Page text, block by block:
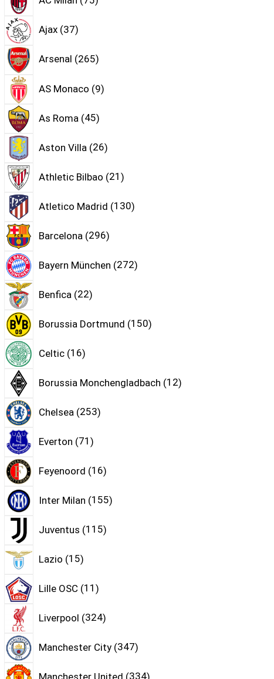
Ajax 37
Arsenal 265
AS Monaco 9
As Roma 45
Aston Villa 26
Athletic Bilbao 21
Atletico Madrid 130
Barcelona 296
Bayern München 272
Benfica 22
Borussia Dortmund 150
Celtic 16
Borussia Monchengladbach 12
Chelsea 253
Everton 71
Feyenoord 16
Inter Milan 155
Juventus 115
Lazio 15
Lille OSC 11
Liverpool 324
Manchester City 347
Manchester United 334